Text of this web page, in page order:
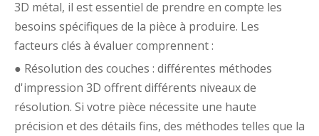
3D métal, il est essentiel de prendre en compte les
besoins spécifiques de la pièce à produire. Les
facteurs clés à évaluer comprennent :
● Résolution des couches : différentes méthodes
d'impression 3D offrent différents niveaux de
résolution. Si votre pièce nécessite une haute
précision et des détails fins, des méthodes telles que la